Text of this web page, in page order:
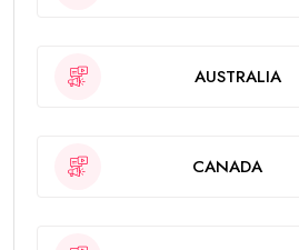
AUSTRALIA
CANADA